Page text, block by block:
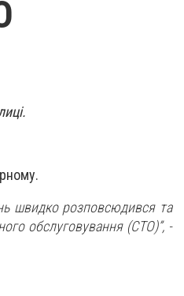
швидко розповсюдився та
обслуговування (СТО)”, -